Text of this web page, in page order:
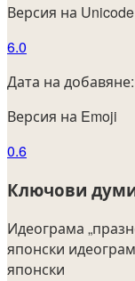
Версия на Unicode
6.0
Дата на
Версия на Emoji
0.6
Ключови
Идеограма
японски
японски